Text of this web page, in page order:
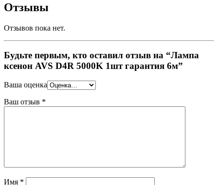
Отзывы
Отзывов пока нет.
Будьте первым, кто оставил отзыв на “Лампа
ксенон AVS D4R 5000K 1шт гарантия 6м”
Ваша оценка
Ваш отзыв *
Имя *